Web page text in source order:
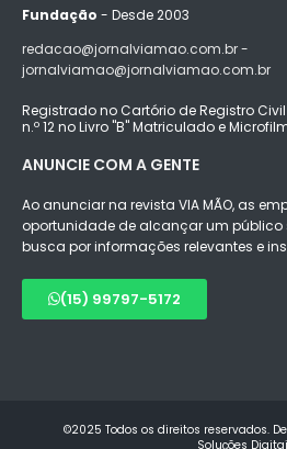
Fundação - Desde 2003
redacao@jornalviamao.com.br -
jornalviamao@jornalviamao.com.br
Registrado no Cartório de Registro
n.º 12 no Livro "B" Matriculado e
ANUNCIE COM A GENTE
Ao anunciar na revista VIA MÃO, as
oportunidade de alcançar um público
busca por informações relevantes e
(15) 99797-5172
©2025 Todos os direitos reservados.
Soluções